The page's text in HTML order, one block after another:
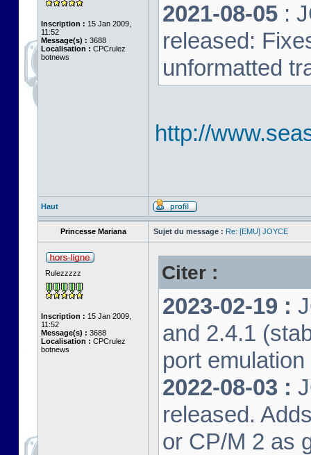
Inscription : 15 Jan 2009,
11:52
Message(s) : 3688
Localisation : CPCrulez
botnews
2021-08-05 :
released:
unformatted
http://
Haut
Princesse Mariana Sujet du message : Re: [EMU] JOYCE
Rulezzzzz
Inscription : 15 Jan 2009,
11:52
Message(s) : 3688
Localisation : CPCrulez
botnews
Citer :
2023-02-19 :
and 2.4.1
port
2022-08-03 :
released.
or CP/M 2 as